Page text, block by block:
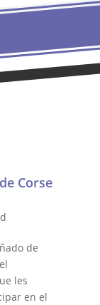
Corse
de
les
en el